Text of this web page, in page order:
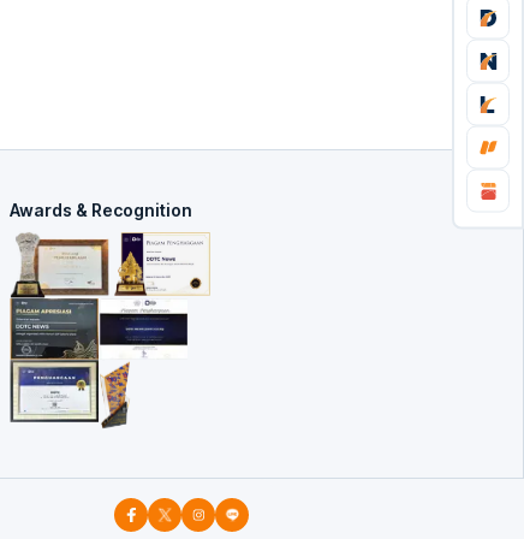
Awards & Recognition